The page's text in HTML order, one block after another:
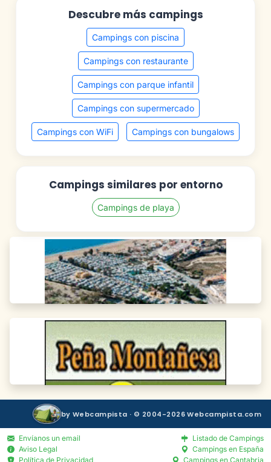
Descubre más campings
Campings con piscina
Campings con restaurante
Campings con parque infantil
Campings con supermercado
Campings con WiFi Campings con bungalows
Campings similares por entorno
Campings de playa
by Webcampista · © 2004-2026 Webcampista.com
Envíanos un email
Aviso Legal
Política de Privacidad
Listado de Campings
Campings en España
Campings en Cantabria